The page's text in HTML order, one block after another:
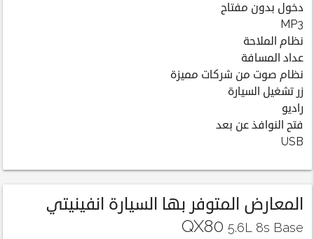
دخول بدون مفتاح
MP3
نظام الملاحة
عداد المسافة
نظام صوت من شركات مميزة
زر تشغيل السيارة
راديو
فتح النوافذ عن بعد
USB
المعارض المتوفر بها السيارة انفينيتي
QX80 5.6L 8s Base